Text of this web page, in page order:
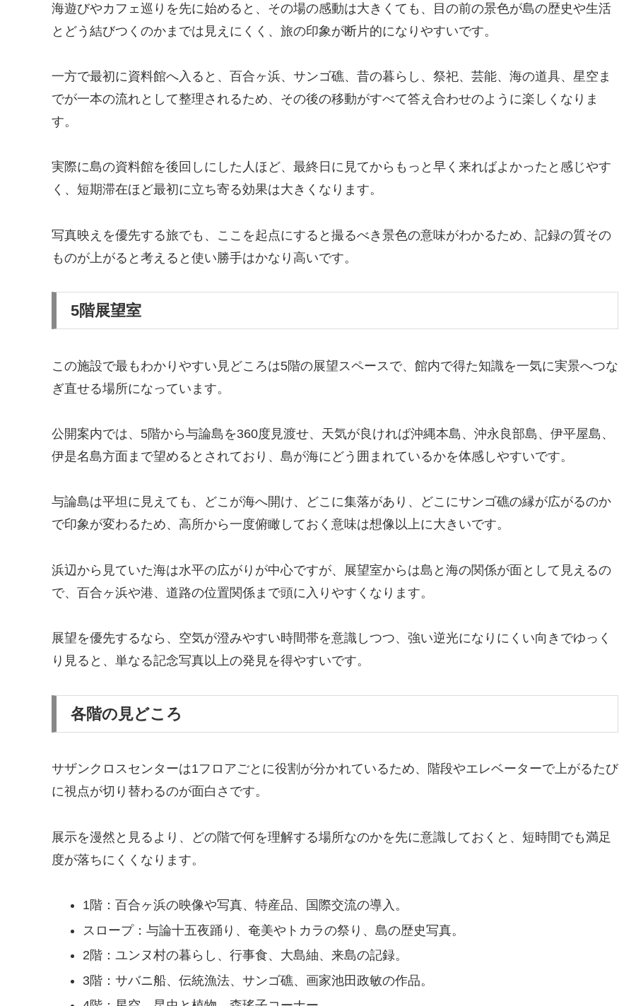
海遊びやカフェ巡りを先に始めると、その場の感動は大きくても、目の前の景色が島の歴史や生活
とどう結びつくのかまでは見えにくく、旅の印象が断片的になりやすいです。
一方で最初に資料館へ入ると、百合ヶ浜、サンゴ礁、昔の暮らし、祭祀、芸能、海の道具、星空ま
でが一本の流れとして整理されるため、その後の移動がすべて答え合わせのように楽しくなりま
す。
実際に島の資料館を後回しにした人ほど、最終日に見てからもっと早く来ればよかったと感じやす
く、短期滞在ほど最初に立ち寄る効果は大きくなります。
写真映えを優先する旅でも、ここを起点にすると撮るべき景色の意味がわかるため、記録の質その
ものが上がると考えると使い勝手はかなり高いです。
5階展望室
この施設で最もわかりやすい見どころは5階の展望スペースで、館内で得た知識を一気に実景へつな
ぎ直せる場所になっています。
公開案内では、5階から与論島を360度見渡せ、天気が良ければ沖縄本島、沖永良部島、伊平屋島、
伊是名島方面まで望めるとされており、島が海にどう囲まれているかを体感しやすいです。
与論島は平坦に見えても、どこが海へ開け、どこに集落があり、どこにサンゴ礁の縁が広がるのか
で印象が変わるため、高所から一度俯瞰しておく意味は想像以上に大きいです。
浜辺から見ていた海は水平の広がりが中心ですが、展望室からは島と海の関係が面として見えるの
で、百合ヶ浜や港、道路の位置関係まで頭に入りやすくなります。
展望を優先するなら、空気が澄みやすい時間帯を意識しつつ、強い逆光になりにくい向きでゆっく
り見ると、単なる記念写真以上の発見を得やすいです。
各階の見どころ
サザンクロスセンターは1フロアごとに役割が分かれているため、階段やエレベーターで上がるたび
に視点が切り替わるのが面白さです。
展示を漫然と見るより、どの階で何を理解する場所なのかを先に意識しておくと、短時間でも満足
度が落ちにくくなります。
1階：百合ヶ浜の映像や写真、特産品、国際交流の導入。
スロープ：与論十五夜踊り、奄美やトカラの祭り、島の歴史写真。
2階：ユンヌ村の暮らし、行事食、大島紬、来島の記録。
3階：サバニ船、伝統漁法、サンゴ礁、画家池田政敏の作品。